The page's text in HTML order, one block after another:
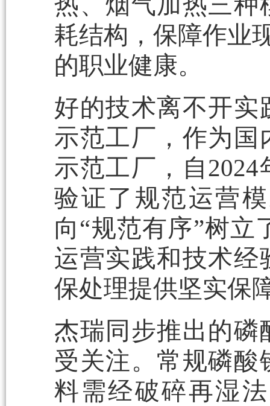
耗结构，保障作业
的职业健康。
好的技术离不开实
示范工厂，作为国
示范工厂，自
验证了规范运营
向“规范有序”树立
运营实践和技术经
保处理提供坚实保
杰瑞同步推出的磷
受关注。常规磷
料需经破碎再湿